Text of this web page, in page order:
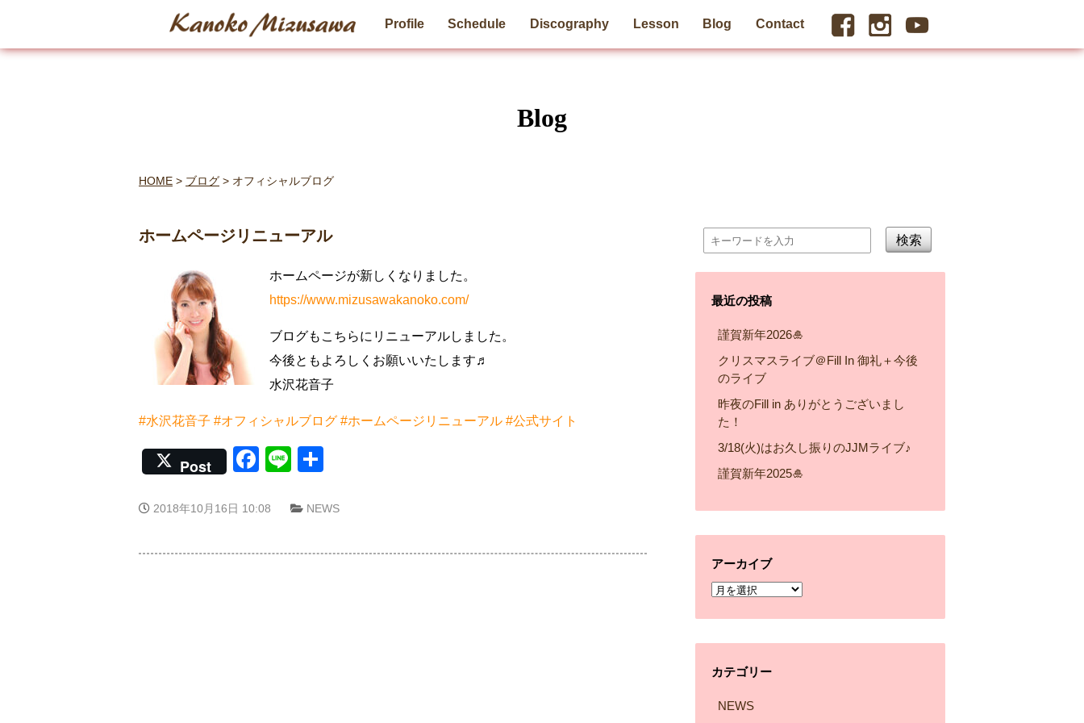
Profile Schedule Discography Lesson Blog Contact
Blog
HOME > ブログ > オフィシャルブログ
ホームページリニューアル
ホームページが新しくなりました。
https://www.mizusawakanoko.com/
ブログもこちらにリニューアルしました。
今後ともよろしくお願いいたします♬
水沢花音子
#水沢花音子 #オフィシャルブログ #ホームページリニューアル #公式サイト
Post Facebook
Line
2018年10月16日 10:08 NEWS
検索
最近の投稿
謹賀新年2026🎍
クリスマスライブ＠Fill In 御礼＋今後
のライブ
昨夜のFill in ありがとうございまし
た！
3/18(火)はお久し振りのJJMライブ♪
謹賀新年2025🎍
アーカイブ
ア
カ
イ
カテゴリー
NEWS